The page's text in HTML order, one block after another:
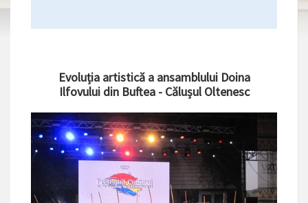
Evoluția artistică a ansamblului Doina
Ilfovului din Buftea - Călușul Oltenesc